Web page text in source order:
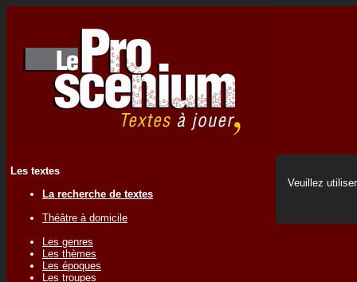
Les textes
La recherche de textes
Théâtre à domicile
Les genres
Les thèmes
Les époques
Les troupes
Veuillez